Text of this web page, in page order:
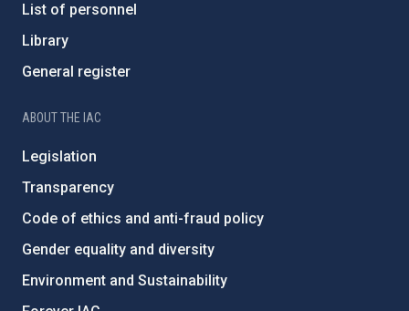
List of personnel
Library
General register
ABOUT THE IAC
Legislation
Transparency
Code of ethics and anti-fraud policy
Gender equality and diversity
Environment and Sustainability